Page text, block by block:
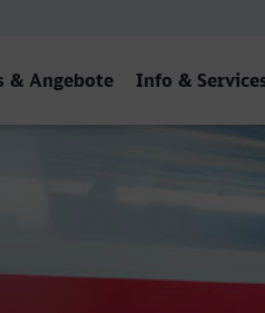
& Angebote Info &
-